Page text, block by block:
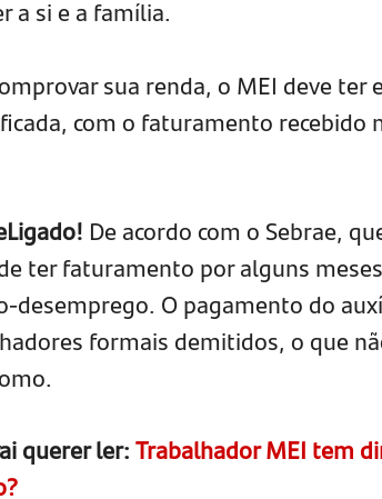
a si e a família.
sua renda, o MEI deve ter
com o faturamento recebido
De acordo com o Sebrae,
ter faturamento por alguns
desemprego. O pagamento do
formais demitidos, o que
querer ler:Trabalhador MEI tem